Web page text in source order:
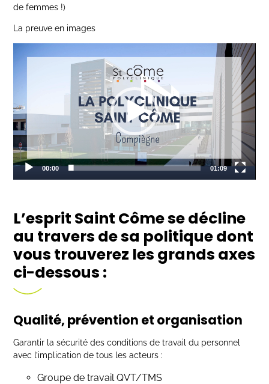
de femmes !)
La preuve en images
vidéo
00:00 01:09
L’esprit Saint Côme se décline
au travers de sa politique dont
vous trouverez les grands axes
ci-dessous :
Qualité, prévention et organisation
Garantir la sécurité des conditions de travail du personnel
avec l’implication de tous les acteurs :
Groupe de travail QVT/TMS